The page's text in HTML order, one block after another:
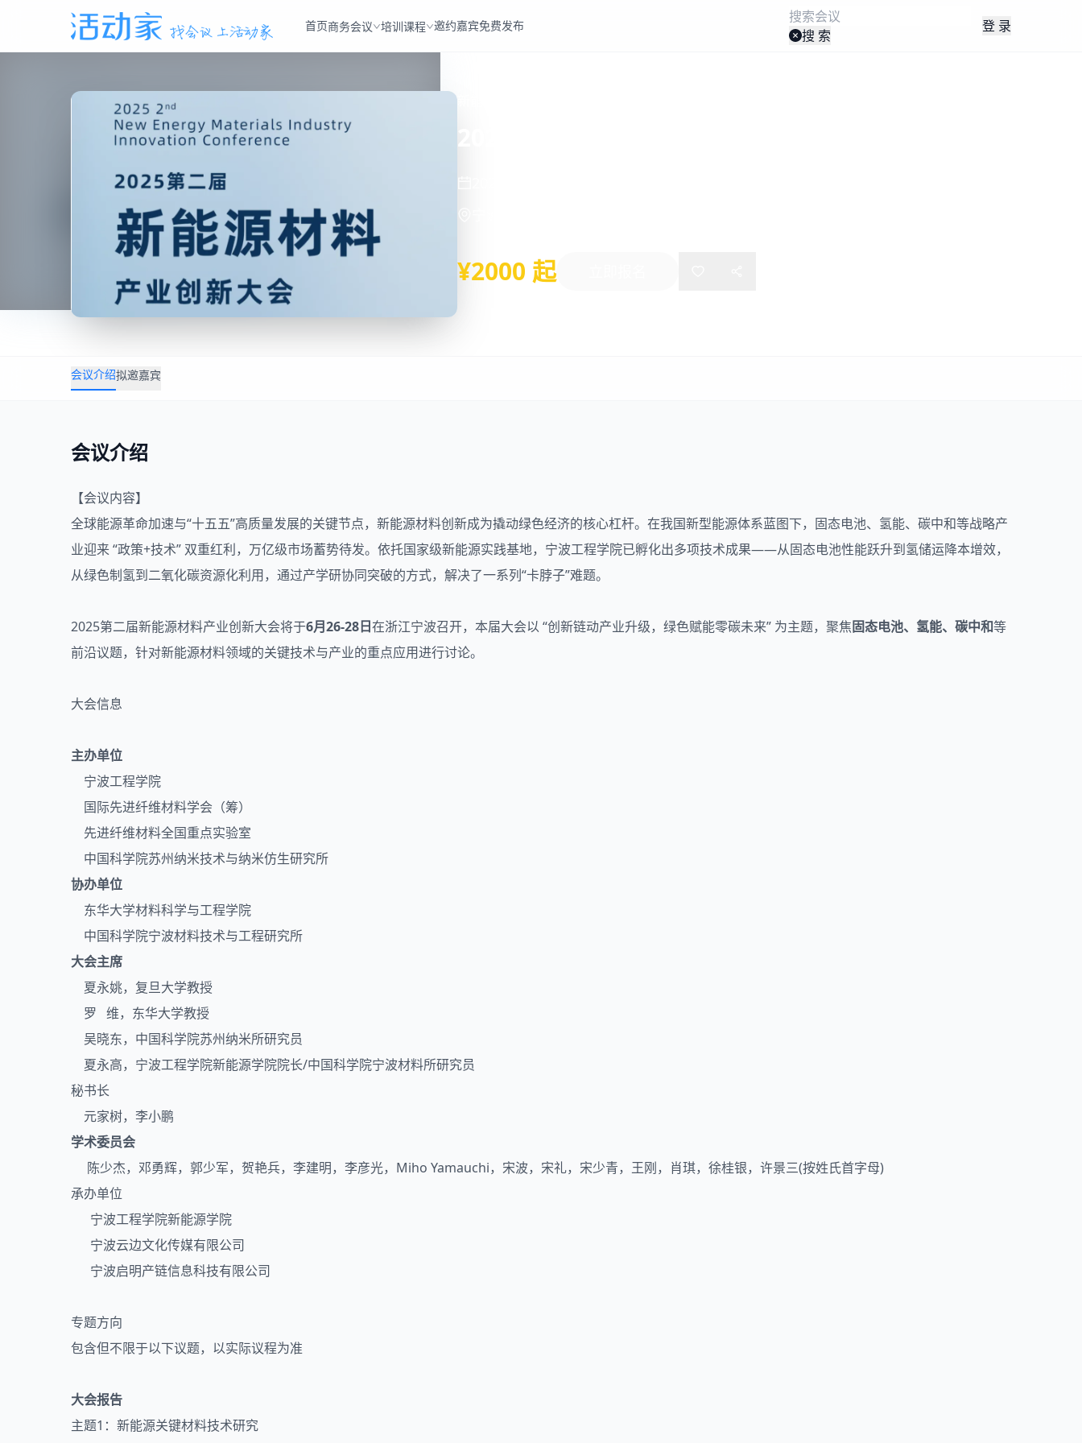
首页商务会议 培训课程 邀约嘉宾免费发布
搜 索
登 录
¥2000 起
会议介绍拟邀嘉宾
会议介绍
【会议内容】
全球能源革命加速与“十五五”高质量发展的关键节点， 新能源材料创新成为撬动绿色经济的核心杠杆。在我国新型能源体系蓝图下， 固态电池、 氢能、 碳中和等战略产
业迎来 “政策+技术” 双重红利，万亿级市场蓄势待发。依托国家级新能源实践基地，宁波工程学院已孵化出多项技术成果——从固态电池性能跃升到氢储运降本增效，
从绿色制氢到二氧化碳资源化利用，通过产学研协同突破的方式，解决了一系列“卡脖子”难题。
2025第二届新能源材料产业创新大会将于6月26-28日在浙江宁波召开，本届大会以 “创新链动产业升级，绿色赋能零碳未来” 为主题，聚焦固态电池、氢能、碳中和等
前沿议题，针对新能源材料领域的关键技术与产业的重点应用进行讨论。
大会信息
主办单位
宁波工程学院
国际先进纤维材料学会（筹）
先进纤维材料全国重点实验室
中国科学院苏州纳米技术与纳米仿生研究所
协办单位
东华大学材料科学与工程学院
中国科学院宁波材料技术与工程研究所
大会主席
夏永姚，复旦大学教授
罗 维，东华大学教授
吴晓东，中国科学院苏州纳米所研究员
夏永高，宁波工程学院新能源学院院长/中国科学院宁波材料所研究员
秘书长
元家树，李小鹏
学术委员会
陈少杰，邓勇辉，郭少军，贺艳兵，李建明，李彦光，Miho Yamauchi，宋波，宋礼，宋少青，王刚，肖琪，徐桂银，许景三(按姓氏首字母)
承办单位
宁波工程学院新能源学院
宁波云边文化传媒有限公司
宁波启明产链信息科技有限公司
专题方向
包含但不限于以下议题，以实际议程为准
大会报告
主题1：新能源关键材料技术研究